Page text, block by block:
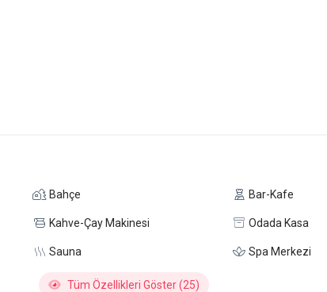
Bahçe Bar-Kafe
Kahve-Çay Makinesi Odada Kasa
Sauna Spa Merkezi
Tüm Özellikleri Göster (25)